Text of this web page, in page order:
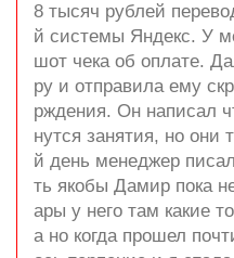
8 тысяч рублей
й системы Яндекс. У
шот чека об оплате.
ру и отправила ему
рждения. Он написал
нутся занятия, но они
й день менеджер
ть якобы Дамир пока
ары у него там какие
а но когда прошел